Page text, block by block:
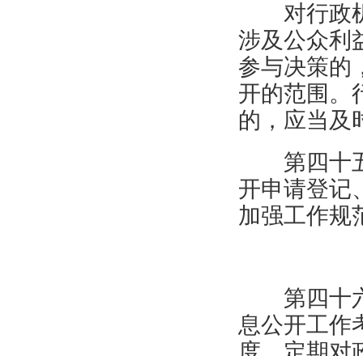
对行政
涉及公众利
参与决策的
开的范围。
的，应当及
第四十
开申请登记
加强工作规
第四十
息公开工作